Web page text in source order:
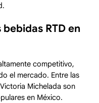
RTD en
competitivo,
el mercado. Entre las
Michelada son
en México.